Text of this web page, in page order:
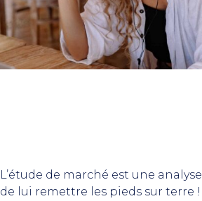
L’étude de marché est une
de lui remettre les pieds sur terre